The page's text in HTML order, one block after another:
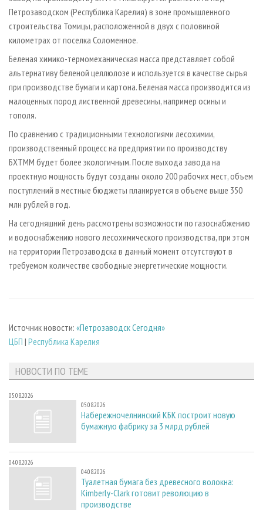
БИОЭНЕРГЕТИКА
RUSSIAN FORESTRY REVIEW
ГАЗЕТА ЛЕСПРОМФОРУМ
БИБЛИОТЕКА СПЕЦИАЛИСТА
Петрозаводском (Республика Карелия) в зоне промышленного
строительства Томицы, расположенной в двух с половиной
километрах от поселка Соломенное.
Беленая химико-термомеханическая масса представляет собой
альтернативу беленой целлюлозе и используется в качестве сырья
при производстве бумаги и картона. Беленая масса производится из
малоценных пород лиственной древесины, например осины и
тополя.
По сравнению с традиционными технологиями лесохимии,
производственный процесс на предприятии по производству
БХТММ будет более экологичным. После выхода завода на
проектную мощность будут созданы около 200 рабочих мест, объем
поступлений в местные бюджеты планируется в объеме выше 350
млн рублей в год.
На сегодняшний день рассмотрены возможности по газоснабжению
и водоснабжению нового лесохимического производства, при этом
на территории Петрозаводска в данный момент отсутствуют в
требуемом количестве свободные энергетические мощности.
Источник новости: «Петрозаводск Сегодня»
ЦБП | Республика Карелия
НОВОСТИ ПО ТЕМЕ
05.08.2026
05.08.2026
Набережночелнинский КБК построит новую
бумажную фабрику за 3 млрд рублей
04.08.2026
04.08.2026
Туалетная бумага без древесного волокна:
Kimberly-Clark готовит революцию в
производстве